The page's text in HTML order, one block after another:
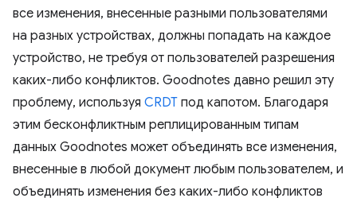
все изменения, внесенные разными пользователями
на разных устройствах, должны попадать на каждое
устройство, не требуя от пользователей разрешения
каких-либо конфликтов. Goodnotes давно решил эту
проблему, используя CRDT под капотом. Благодаря
этим бесконфликтным реплицированным типам
данных Goodnotes может объединять все изменения,
внесенные в любой документ любым пользователем, и
объединять изменения без каких-либо конфликтов